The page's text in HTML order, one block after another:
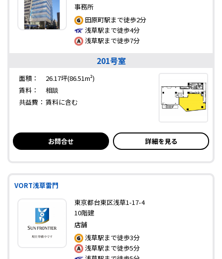
事務所
田原町駅まで徒歩2分
浅草駅まで徒歩4分
浅草駅まで徒歩7分
201号室
面積：
26.17坪(86.51m²)
賃料：
相談
共益費： 賃料に含む
お問合せ 詳細を見る
VORT浅草雷門
東京都台東区浅草1-17-4
10階建
店舗
浅草駅まで徒歩3分
浅草駅まで徒歩5分